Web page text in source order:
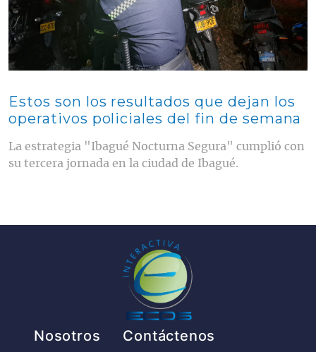
Estos son los resultados que dejan los
operativos policiales del fin de semana
La estrategia "Ibagué Nocturna Segura" cumplió con
su tercera jornada en la ciudad de Ibagué.
Nosotros Contáctenos